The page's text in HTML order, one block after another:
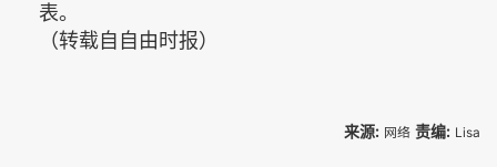
表。
（转载自自由时报）
来源: 网络 责编: Lisa